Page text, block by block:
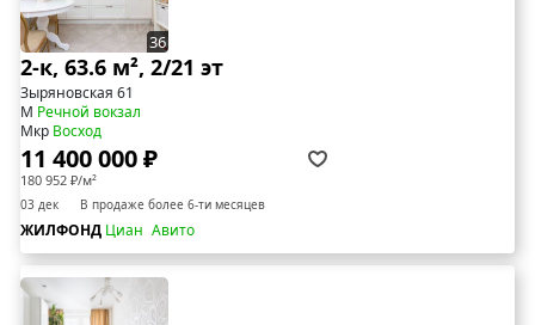
36
2-к, 63.6 м², 2/21 эт
Зыряновская 61
М Речной вокзал
Мкр Восход
11 400 000 ₽
180 952 ₽/м²
03 дек В продаже более 6-ти месяцев
ЖИЛФОНД Циан Авито